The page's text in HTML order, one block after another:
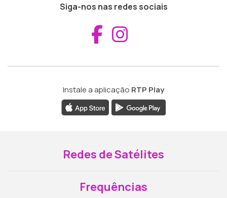
Siga-nos nas redes sociais
Aceder ao
Instale a aplicação RTP Play
Redes de Satélites
Frequências